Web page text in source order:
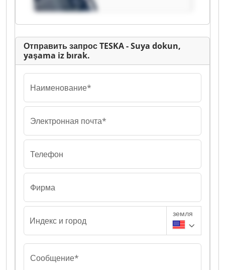
Отправить запрос TESKA - Suya dokun,
yaşama iz bırak.
Наименование*
Электронная почта*
Телефон
Фирма
Индекс и город
земля
Сообщение*